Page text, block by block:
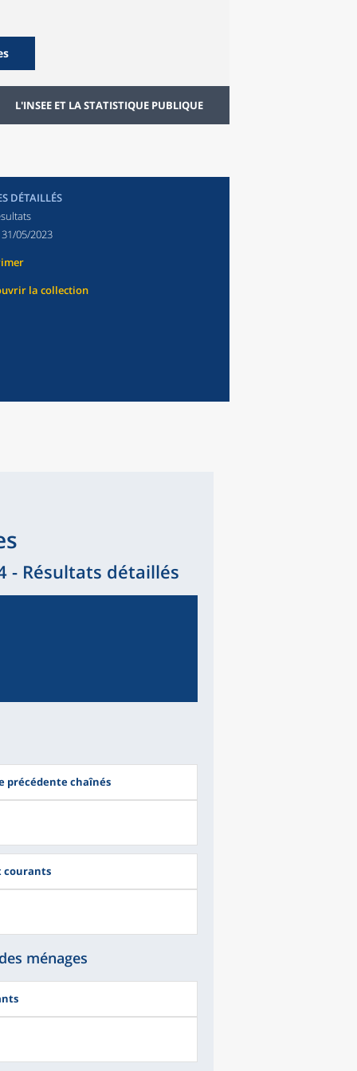
L'INSEE ET LA STATISTIQUE PUBLIQUE
DÉTAILLÉS
31/05/2023
la collection
- Résultats détaillés
précédente chaînés
courants
ménages